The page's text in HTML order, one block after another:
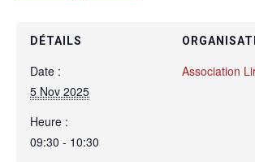
DÉTAILS
Date :
5 Nov 2025
Heure :
09:30 - 10:30
Association